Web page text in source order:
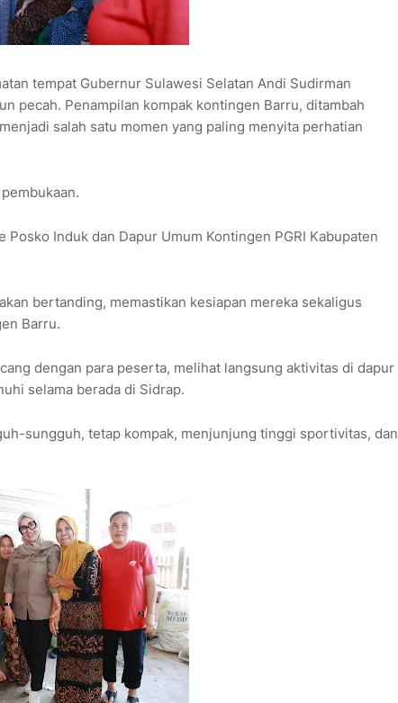
tempat Gubernur Sulawesi Selatan Andi Sudirman
pecah. Penampilan kompak kontingen Barru, ditambah
salah satu momen yang paling menyita perhatian
Induk dan Dapur Umum Kontingen PGRI Kabupaten
bertanding, memastikan kesiapan mereka sekaligus
Barru.
dengan para peserta, melihat langsung aktivitas di dapur
selama berada di Sidrap.
sungguh, tetap kompak, menjunjung tinggi sportivitas, dan